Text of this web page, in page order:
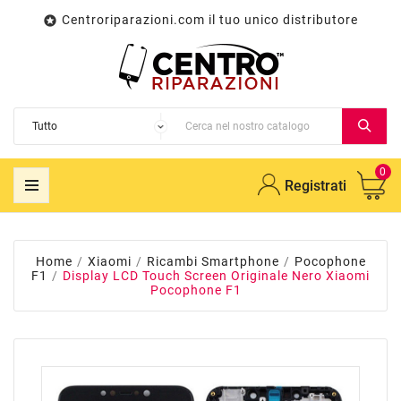
 Centroriparazioni.com il tuo unico distributore
Registrati
0
Home Xiaomi Ricambi Smartphone
Pocophone
F1
Display LCD Touch Screen Originale Nero Xiaomi
Pocophone F1